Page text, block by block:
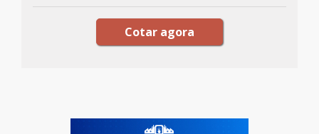
Cotar agora